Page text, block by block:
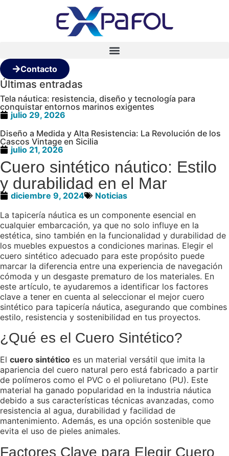
Contacto
Últimas entradas
Tela náutica: resistencia, diseño y tecnología para
conquistar entornos marinos exigentes
julio 29, 2026
Diseño a Medida y Alta Resistencia: La Revolución de los
Cascos Vintage en Sicilia
julio 21, 2026
Cuero sintético náutico: Estilo
y durabilidad en el Mar
diciembre 9, 2024
Noticias
La tapicería náutica es un componente esencial en
cualquier embarcación, ya que no solo influye en la
estética, sino también en la funcionalidad y durabilidad de
los muebles expuestos a condiciones marinas. Elegir el
cuero sintético adecuado para este propósito puede
marcar la diferencia entre una experiencia de navegación
cómoda y un desgaste prematuro de los materiales. En
este artículo, te ayudaremos a identificar los factores
clave a tener en cuenta al seleccionar el mejor cuero
sintético para tapicería náutica, asegurando que combines
estilo, resistencia y sostenibilidad en tus proyectos.
¿Qué es el Cuero Sintético?
El cuero sintético es un material versátil que imita la
apariencia del cuero natural pero está fabricado a partir
de polímeros como el PVC o el poliuretano (PU). Este
material ha ganado popularidad en la industria náutica
debido a sus características técnicas avanzadas, como
resistencia al agua, durabilidad y facilidad de
mantenimiento. Además, es una opción sostenible que
evita el uso de pieles animales.
Factores Clave para Elegir Cuero